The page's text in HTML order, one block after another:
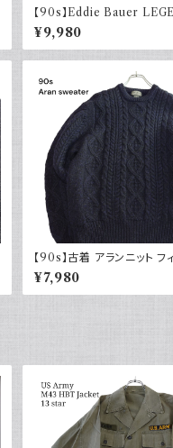
【90s】Eddie Bauer
エディーバウアー レジェン
ニット カーディガン ウール
90年代
¥9,980
【90s】古着 アランニット フ
マンセーター ブラックネイ
紺 ウール 90年代 ヴィンテ
intage
¥7,980